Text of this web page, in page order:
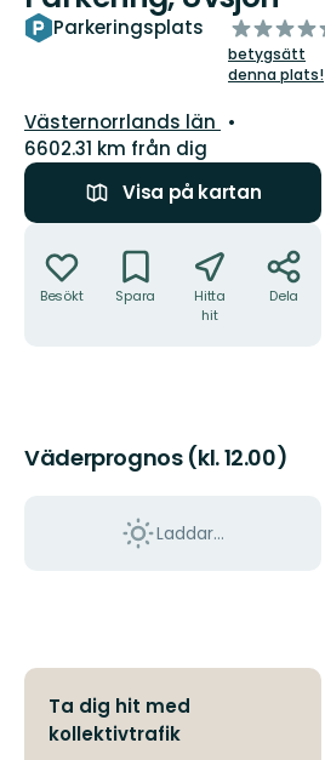
Parkeringsplats
av
5
stjärnor
betygsätt
denna plats!
Län:
Västernorrlands län
6602.31 km från dig
Visa på kartan
Besökt Spara
Hitta
hit
Dela
Väderprognos (kl. 12.00)
Laddar...
Ta dig hit med
kollektivtrafik